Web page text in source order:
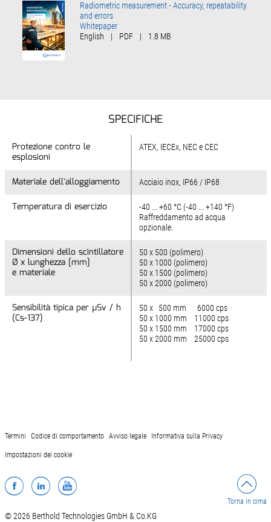
Radiometric measurement - Accuracy, repeatability
and errors
Whitepaper
English
| PDF | 1.8 MB
SPECIFICHE
Protezione contro le
esplosioni
Materiale dell'alloggiamento
Temperatura di esercizio
Dimensioni dello scintillatore
Ø x lunghezza [mm]
e materiale
Sensibilità tipica per µSv / h
(Cs-137)
Protezione contro le
esplosioni
ATEX, IECEx, NEC e CEC
Materiale dell'alloggiamento Acciaio inox, IP66 / IP68
Temperatura di esercizio
-40 ... +60 °C (-40 ... +140 °F)
Raffreddamento ad acqua
opzionale.
Dimensioni dello scintillatore
Ø x lunghezza [mm]
e materiale
50 x 500 (polimero)
50 x 1000 (polimero)
50 x 1500 (polimero)
50 x 2000 (polimero)
Sensibilità tipica per µSv / h
(Cs-137)
50 x 500 mm 6000 cps
50 x 1000 mm 11000 cps
50 x 1500 mm 17000 cps
50 x 2000 mm 25000 cps
Termini Codice di comportamento Avviso legale Informativa sulla Privacy
Impostazioni dei cookie
Facebook
LinkedInYouTube
Torna in cima
© 2026 Berthold Technologies GmbH & Co.KG